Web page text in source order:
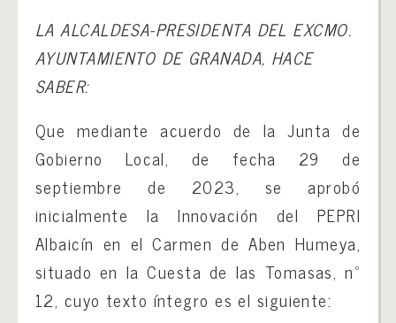
LA ALCALDESA-PRESIDENTA DEL EXCMO.
AYUNTAMIENTO DE GRANADA, HACE
SABER:
Que mediante acuerdo de la Junta de
Gobierno Local, de fecha 29 de
septiembre de 2023, se aprobó
inicialmente la Innovación del PEPRI
Albaicín en el Carmen de Aben Humeya,
situado en la Cuesta de las Tomasas, nº
12, cuyo texto íntegro es el siguiente: